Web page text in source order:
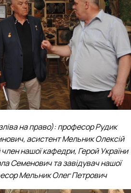
на право): професор Рудик
асистент Мельник Олексій
нашої кафедри, Герой України
Семенович та завідувач нашої
Мельник Олег Петрович